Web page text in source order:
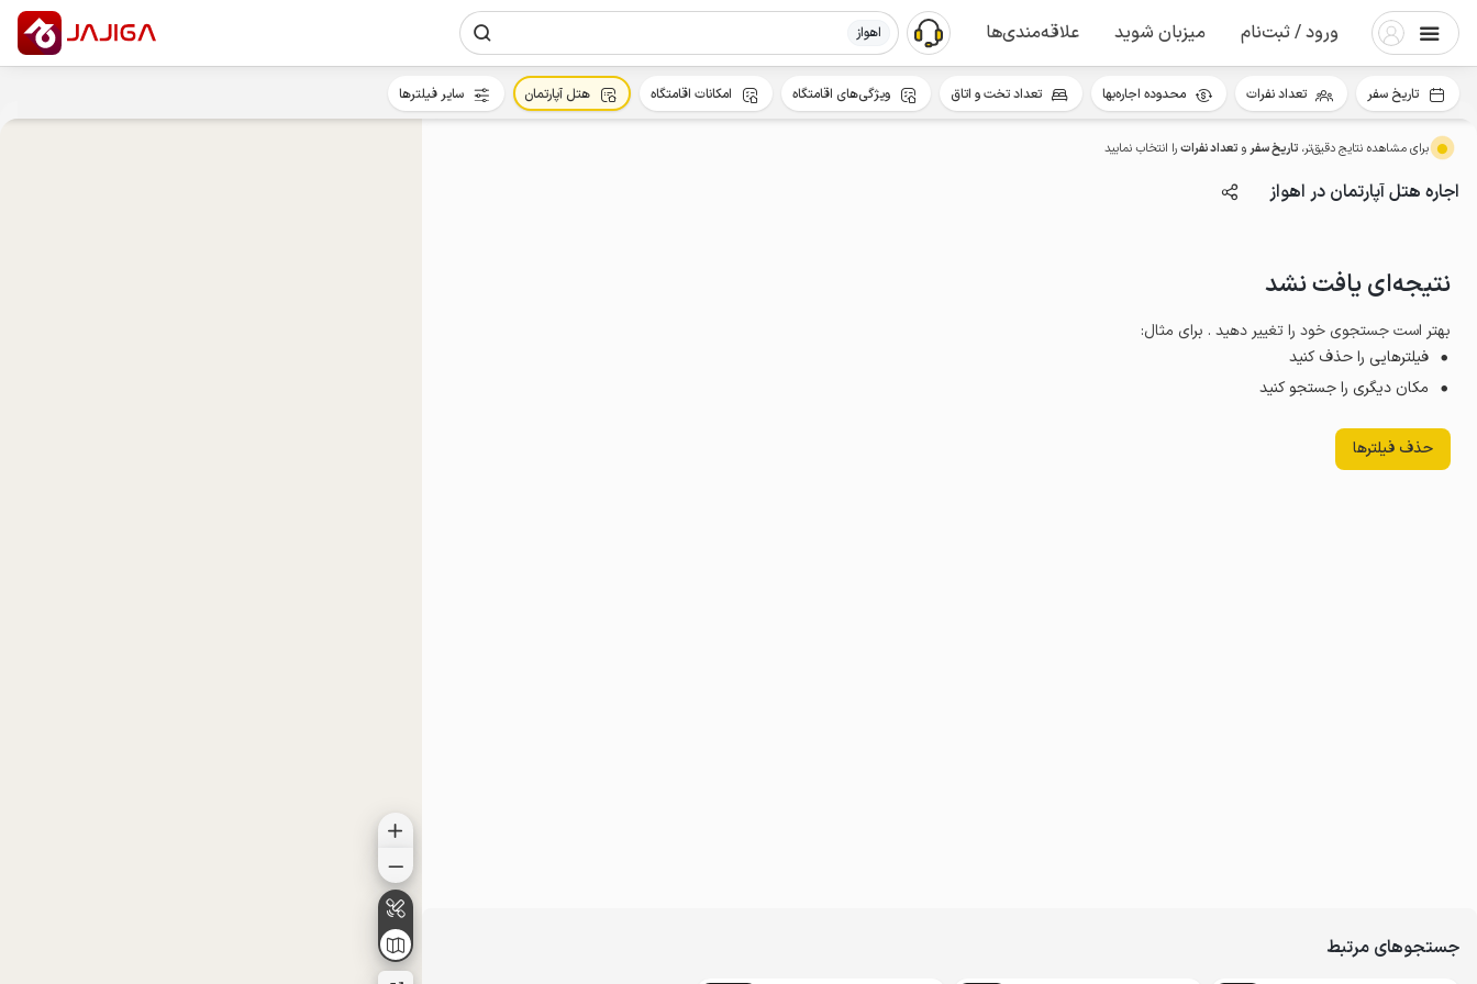
ورود / ثبت‌نام میزبان شوید علاقه‌مندی‌ها اهواز
برای مشاهده نتایج دقیق‌تر، تاریخ سفرو تعداد نفراترا انتخاب نمایید
اجاره هتل آپارتمان در اهواز
نتیجه‌ای یافت نشد
بهتر است جستجوی خود را تغییر دهید . برای مثال:
فیلترهایی را حذف کنید
مکان دیگری را جستجو کنید
حذف فیلترها
جستجوهای مرتبط
تاریخ سفر تعداد نفرات محدوده اجاره‌بها تعداد تخت و اتاق ویژگی‌های اقامتگاه امکانات اقامتگاه هتل آپارتمان سایر فیلترها